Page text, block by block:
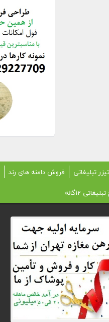
تبلیغاتی فروش دامنه های رند
12گانه